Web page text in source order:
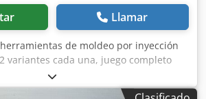
Llamar
de moldeo por inyección
variantes cada una, juego completo